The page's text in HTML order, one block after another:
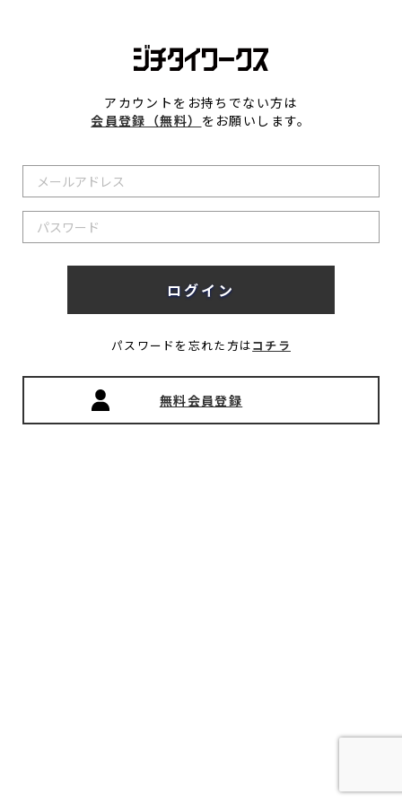
アカウントをお持ちでない方は
会員登録（無料） をお願いします。
パスワードを忘れた方はコチラ
無料会員登録